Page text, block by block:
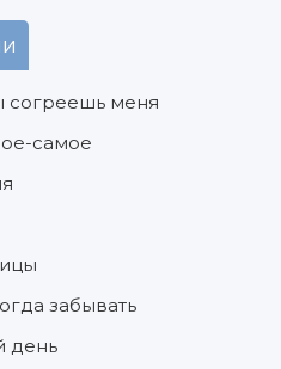
согреешь меня
самое
забывать
день